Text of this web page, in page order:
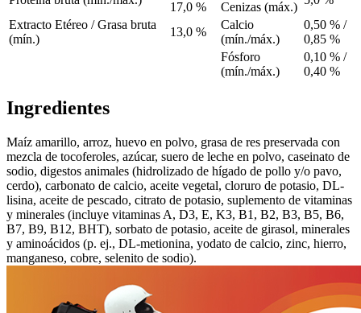
17,0 %
Cenizas (máx.)
Extracto Etéreo / Grasa bruta
(mín.)
13,0 %
Calcio
(mín./máx.)
0,50 % /
0,85 %
Fósforo
(mín./máx.)
0,10 % /
0,40 %
Ingredientes
Maíz amarillo, arroz, huevo en polvo, grasa de res preservada con
mezcla de tocoferoles, azúcar, suero de leche en polvo, caseinato de
sodio, digestos animales (hidrolizado de hígado de pollo y/o pavo,
cerdo), carbonato de calcio, aceite vegetal, cloruro de potasio, DL-
lisina, aceite de pescado, citrato de potasio, suplemento de vitaminas
y minerales (incluye vitaminas A, D3, E, K3, B1, B2, B3, B5, B6,
B7, B9, B12, BHT), sorbato de potasio, aceite de girasol, minerales
y aminoácidos (p. ej., DL-metionina, yodato de calcio, zinc, hierro,
manganeso, cobre, selenito de sodio).